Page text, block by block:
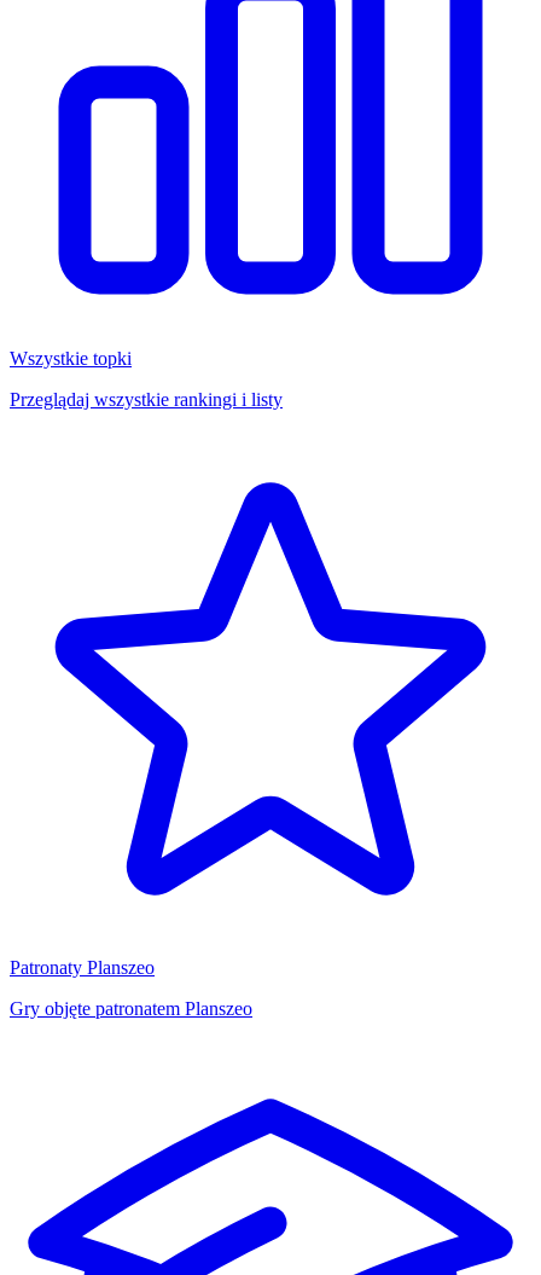
Wszystkie topki
Przeglądaj wszystkie rankingi i listy
Patronaty Planszeo
Gry objęte patronatem Planszeo